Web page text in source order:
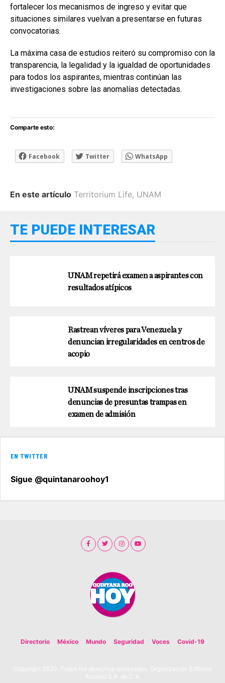
fortalecer los mecanismos de ingreso y evitar que
situaciones similares vuelvan a presentarse en futuras
convocatorias.
La máxima casa de estudios reiteró su compromiso con la
transparencia, la legalidad y la igualdad de oportunidades
para todos los aspirantes, mientras continúan las
investigaciones sobre las anomalías detectadas.
Comparte esto:
Facebook Twitter WhatsApp
En este artículo Territorium Life, UNAM
TE PUEDE INTERESAR
UNAM repetirá examen a aspirantes con
resultados atípicos
Rastrean víveres para Venezuela y
denuncian irregularidades en centros de
acopio
UNAM suspende inscripciones tras
denuncias de presuntas trampas en
examen de admisión
EN TWITTER
Sigue @quintanaroohoy1
Directorio México Mundo Seguridad Voces Covid-19